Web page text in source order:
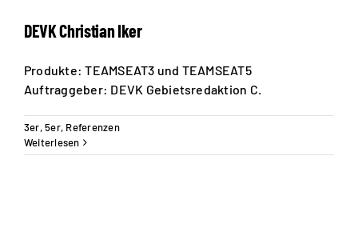
GER
DEVK Christian Iker
Produkte: TEAMSEAT3 und TEAMSEAT5
Auftraggeber: DEVK Gebietsredaktion C.
3er,5er, Referenzen
Weiterlesen